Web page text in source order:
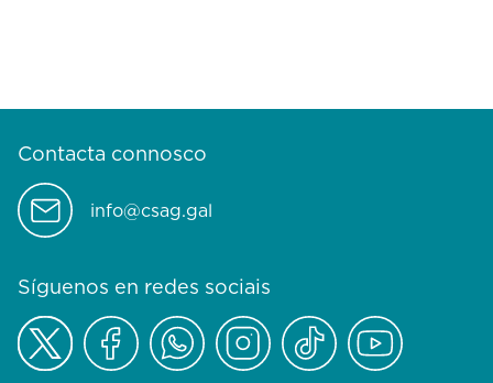
Contacta connosco
info@csag.gal
Síguenos en redes sociais